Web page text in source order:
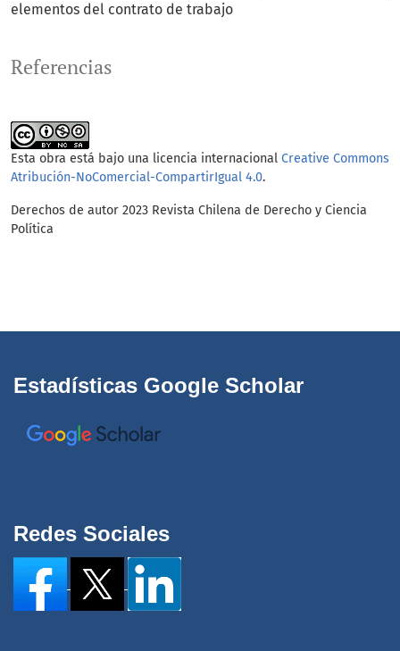
elementos del contrato de trabajo
Referencias
Esta obra está bajo una licencia internacional Creative Commons
Atribución-NoComercial-CompartirIgual 4.0.
Derechos de autor 2023 Revista Chilena de Derecho y Ciencia
Política
Estadísticas Google Scholar
Redes Sociales